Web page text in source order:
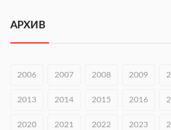
Совет молодых ученых начал
региона
АРХИВ
2006 2007 2008 2009
2013 2014 2015 2016
2020 2021 2022 2023